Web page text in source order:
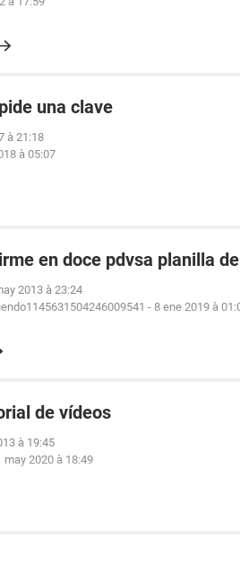
una clave
à 21:18
à 05:07
en doce pdvsa planilla
2013 à 23:24
- 8 ene 2019 à
de vídeos
à 19:45
may 2020 à 18:49